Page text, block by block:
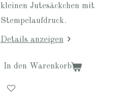
kleinen Jutesäckchen mit
Stempelaufdruck.
Details anzeigen
In den Warenkorb